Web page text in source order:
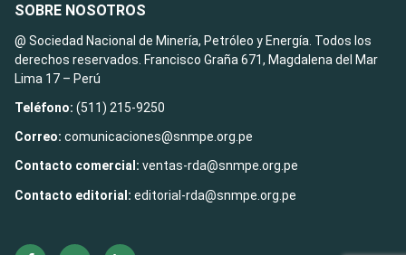
SOBRE NOSOTROS
@ Sociedad Nacional de Minería, Petróleo y Energía. Todos los
derechos reservados. Francisco Graña 671, Magdalena del Mar
Lima 17 – Perú
Teléfono: (511) 215-9250
Correo: comunicaciones@snmpe.org.pe
Contacto comercial: ventas-rda@snmpe.org.pe
Contacto editorial: editorial-rda@snmpe.org.pe